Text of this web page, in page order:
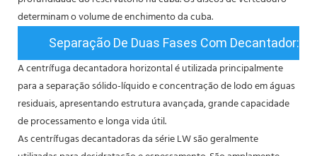
determinam o volume de enchimento da cuba.
Separação De Duas Fases Com Decantador:
A centrífuga decantadora horizontal é utilizada principalmente
para a separação sólido-líquido e concentração de lodo em águas
residuais, apresentando estrutura avançada, grande capacidade
de processamento e longa vida útil.
As centrífugas decantadoras da série LW são geralmente